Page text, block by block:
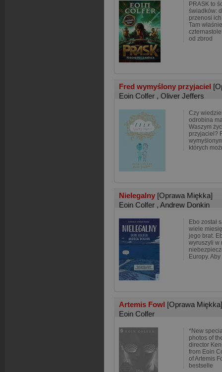
PRASK to
świadków:
przenosi
Tam
od zbrod
Fred wymyślony przyjaciel
Eoin Colfer , Oliver Jeffers
Czy
odrobina
Waszym
przyjaciel?
których
Nielegalny [Oprawa Miękka]
Eoin Colfer , Andrew Donkin
Ebo został
wiele
jego brat.
wyruszyli w
Europy.
Artemis Fowl [Oprawa Miękka]
Eoin Colfer
*New
photos of
director
from Eoin
of Artemis
bestselle